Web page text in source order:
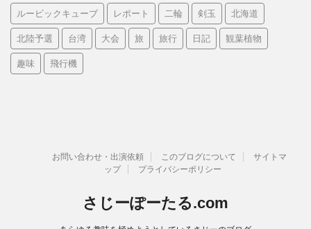
ルービックキューブ レポート 二輪 剣玉 北海道
北陸予選 台湾 大会 旅 旅行 日記 観葉植物
趣味 飛行機
お問い合わせ・出演依頼 このブログについて
サイトマ
ップ
プライバシーポリシー
さじーぽーたる.com